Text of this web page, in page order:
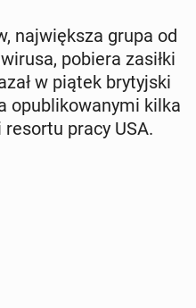
naj­więk­sza grupa od
pobiera zasiłki
w piątek bry­tyj­ski
opu­bli­ko­wa­ny­mi kilka
pracy USA.